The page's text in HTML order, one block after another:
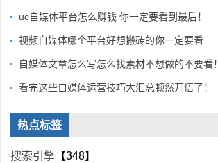
uc自媒体平台怎么赚钱 你一定要看到最后！
视频自媒体哪个平台好想搬砖的你一定要看
自媒体文章怎么写怎么找素材不想做的不要看！
看完这些自媒体运营技巧大汇总顿然开悟了！
热点标签
搜索引擎 【348】